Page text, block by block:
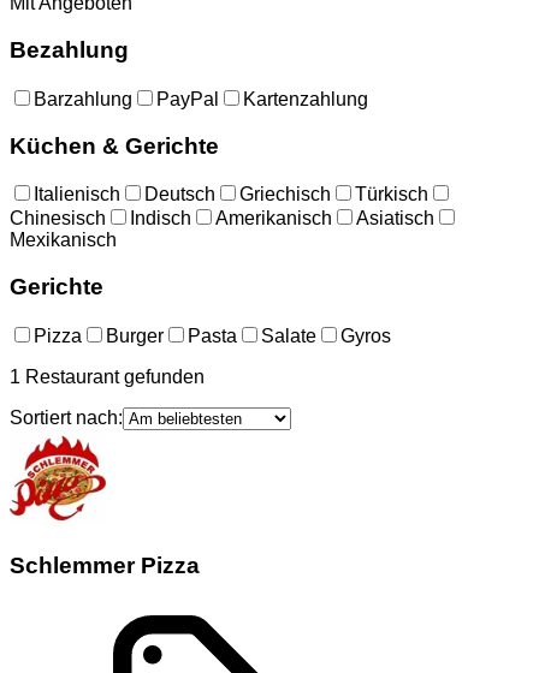
Bezahlung
Barzahlung PayPal Kartenzahlung
Küchen & Gerichte
Italienisch Deutsch Griechisch
Türkisch
Chinesisch
Indisch Amerikanisch
Asiatisch
Mexikanisch
Gerichte
Pizza Burger Pasta Salate
Gyros
1 Restaurantgefunden
Sortiert nach:
Schlemmer Pizza